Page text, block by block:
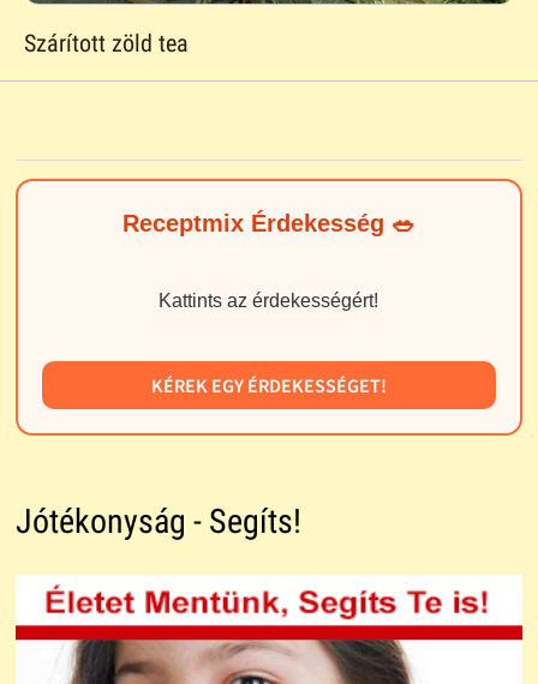
Szárított zöld tea
Receptmix Érdekesség 🥗
Kattints az érdekességért!
KÉREK EGY ÉRDEKESSÉGET!
Jótékonyság - Segíts!